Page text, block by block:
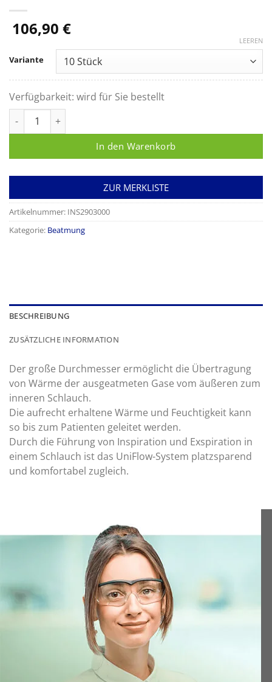
106,90 €
Variante
LEEREN
Verfügbarkeit: wird für Sie bestellt
In den Warenkorb
ZUR MERKLISTE
Artikelnummer: INS2903000
Kategorie: Beatmung
BESCHREIBUNG
ZUSÄTZLICHE INFORMATION
Der große Durchmesser ermöglicht die Übertragung
von Wärme der ausgeatmeten Gase vom äußeren zum
inneren Schlauch.
Die aufrecht erhaltene Wärme und Feuchtigkeit kann
so bis zum Patienten geleitet werden.
Durch die Führung von Inspiration und Exspiration in
einem Schlauch ist das UniFlow-System platzsparend
und komfortabel zugleich.